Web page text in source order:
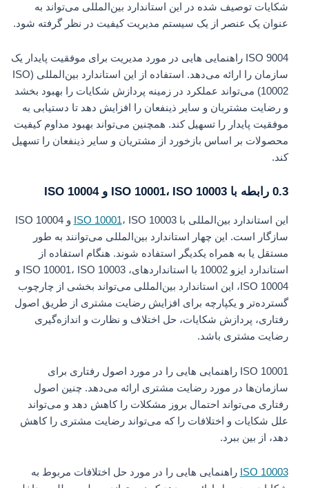
شکایات توصیف شده در این استاندارد بین‌المللی می‌تواند به
عنوان یک عنصر از یک سیستم مدیریت کیفیت در نظر گرفته شود.
ISO 9004 راهنمایی هایی در مورد مدیریت برای موفقیت پایدار یک
سازمان را ارائه می‌دهد. استفاده از این استاندارد بین‌المللی (ISO
10002) می‌تواند عملکرد در زمینه پردازش شکایات را بهبود بخشد
و رضایت مشتریان و سایر ذینفعان را افزایش دهد تا دستیابی به
موفقیت پایدار را تسهیل کند. همچنین می‌تواند بهبود مداوم کیفیت
محصولات بر اساس بازخورد از مشتریان و سایر ذینفعان را تسهیل
کند.
0.3 رابطه با ISO 10001، ISO 10003 و ISO 10004
این استاندارد بین‌المللی با ISO 10001
، ISO 10003 و ISO 10004
سازگار است. این چهار استاندارد بین‌المللی می‌توانند به طور
مستقل یا به همراه یکدیگر استفاده شوند. هنگام استفاده از
استاندارد ایزو 10002 با استانداردهای، ISO 10001، ISO 10003 و
ISO 10004، این استاندارد بین‌المللی می‌تواند بخشی از چارچوب
گسترده‌تر و یکپارچه برای افزایش رضایت مشتری از طریق اصول
رفتاری، پردازش شکایات، حل اختلاف و نظارت و اندازه‌گیری
رضایت مشتری باشد.
ISO 10001 راهنمایی هایی را در مورد اصول رفتاری برای
سازمان‌ها در مورد رضایت مشتری ارائه می‌دهد. چنین اصول
رفتاری می‌تواند احتمال بروز مشکلات را کاهش دهد و می‌تواند
علل شکایات و اختلافات را که می‌تواند رضایت مشتری را کاهش
دهد، از بین ببرد.
ISO 10003راهنمایی هایی را در مورد حل اختلافات مربوط به